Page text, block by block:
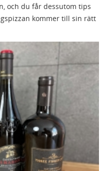
och du får dessutom tips
kommer till sin rätt